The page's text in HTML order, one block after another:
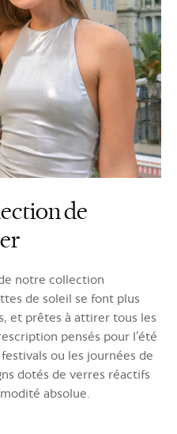
de
notre collection
de soleil se font plus
et prêtes à attirer tous les
pensés pour l’été
ou les journées de
dotés de verres réactifs
absolue.